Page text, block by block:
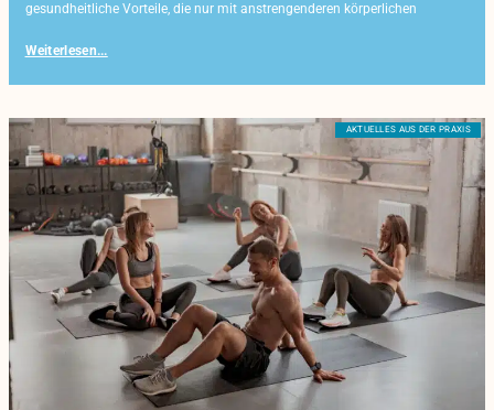
gesundheitliche Vorteile, die nur mit anstrengenderen körperlichen
Weiterlesen...
AKTUELLES AUS DER PRAXIS